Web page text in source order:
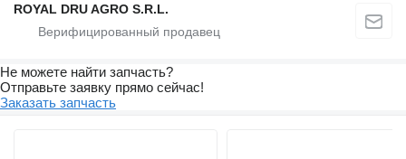
ROYAL DRU AGRO S.R.L.
Не можете найти запчасть?
Отправьте заявку прямо сейчас!
Заказать запчасть